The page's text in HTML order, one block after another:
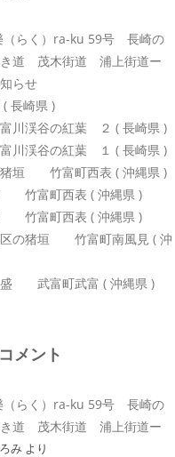
（らく）ra-ku 59号 長崎の
き道 茂木街道 浦上街道ー
らせ
長崎県 )
川渓谷の紅葉 ２ ( 長崎県 )
川渓谷の紅葉 １ ( 長崎県 )
猪垣 竹富町西表 ( 沖縄県 )
竹富町西表 ( 沖縄県 )
竹富町西表 ( 沖縄県 )
区の猪垣 竹富町南風見 ( 沖
武富町武富 ( 沖縄県 )
メント
（らく）ra-ku 59号 長崎の
き道 茂木街道 浦上街道ー
み より